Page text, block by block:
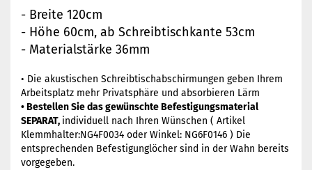
- Breite 120cm
- Höhe 60cm, ab Schreibtischkante 53cm
- Materialstärke 36mm
• Die akustischen Schreibtischabschirmungen geben Ihrem
Arbeitsplatz mehr Privatsphäre und absorbieren Lärm
• Bestellen Sie das gewünschte Befestigungsmaterial
SEPARAT, individuell nach Ihren Wünschen ( Artikel
Klemmhalter:NG4F0034 oder Winkel: NG6F0146 ) Die
entsprechenden Befestigunglöcher sind in der Wahn bereits
vorgegeben.